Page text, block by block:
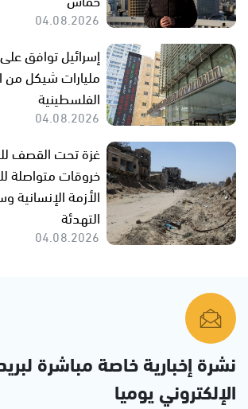
04.08.2026
مليارات شيكل
الفلسطينية
04.08.2026
خروقات متواصلة
الأزمة الإنسانية
التهدئة
04.08.2026
نشرة إخبارية خاصة مباشرة
الإلكتروني يوميا